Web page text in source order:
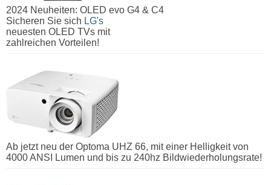
2024 Neuheiten: OLED evo G4 & C4
Sicheren Sie sich LG's
neuesten OLED TVs mit
zahlreichen Vorteilen!
Ab jetzt neu der Optoma UHZ 66, mit einer Helligkeit von
4000 ANSI Lumen und bis zu 240hz Bildwiederholungsrate!